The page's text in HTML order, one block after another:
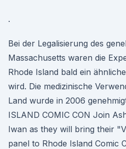
.
Bei der Legalisierung des
Massachusetts waren die
Rhode Island bald ein
wird. Die medizinische
Land wurde in 2006
ISLAND COMIC CON Join
Iwan as they will bring their
panel to Rhode Island Comic